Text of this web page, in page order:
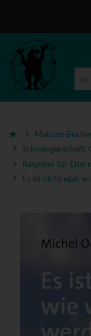
Mabuse-
Schwangerschaft,
Ratgeber für Eltern
Es ist nicht egal,